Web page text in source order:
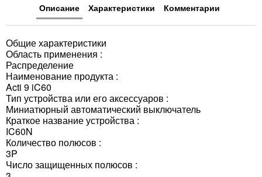
Описание Характеристики Комментарии
Общие характеристики
Область применения :
Распределение
Наименование продукта :
Acti 9 iC60
Тип устройства или его аксессуаров :
Миниатюрный автоматический выключатель
Краткое название устройства :
IC60N
Количество полюсов :
3P
Число защищенных полюсов :